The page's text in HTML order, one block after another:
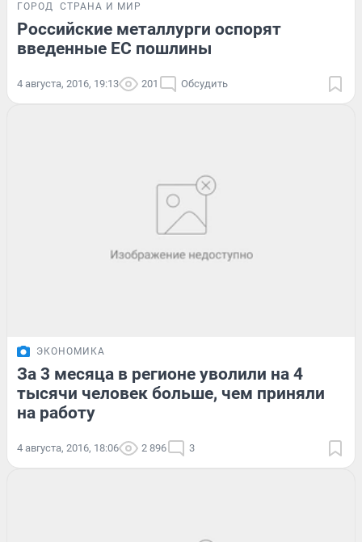
ГОРОД СТРАНА И МИР
Российские металлурги оспорят
введенные ЕС пошлины
4 августа, 2016, 19:13 201 Обсудить
ЭКОНОМИКА
За 3 месяца в регионе уволили на 4
тысячи человек больше, чем приняли
на работу
4 августа, 2016, 18:06 2 896 3